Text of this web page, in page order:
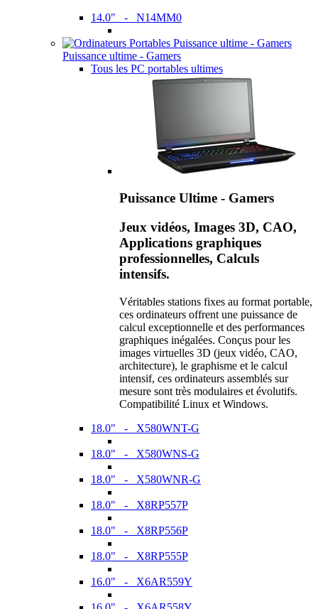
14.0" - N14MM0
Puissance ultime - Gamers
Tous les PC portables ultimes
Puissance Ultime - Gamers
Jeux vidéos, Images 3D, CAO,
Applications graphiques
professionnelles, Calculs
intensifs.
Véritables stations fixes au format portable,
ces ordinateurs offrent une puissance de
calcul exceptionnelle et des performances
graphiques inégalées. Conçus pour les
images virtuelles 3D (jeux vidéo, CAO,
architecture), le graphisme et le calcul
intensif, ces ordinateurs assemblés sur
mesure sont très modulaires et évolutifs.
Compatibilité Linux et Windows.
18.0" - X580WNT-G
18.0" - X580WNS-G
18.0" - X580WNR-G
18.0" - X8RP557P
18.0" - X8RP556P
18.0" - X8RP555P
16.0" - X6AR559Y